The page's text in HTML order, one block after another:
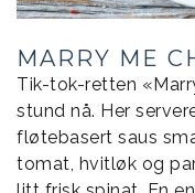
MARRY ME
Tik-tok-retten
stund nå. Her
fløtebasert saus
tomat, hvitløk og